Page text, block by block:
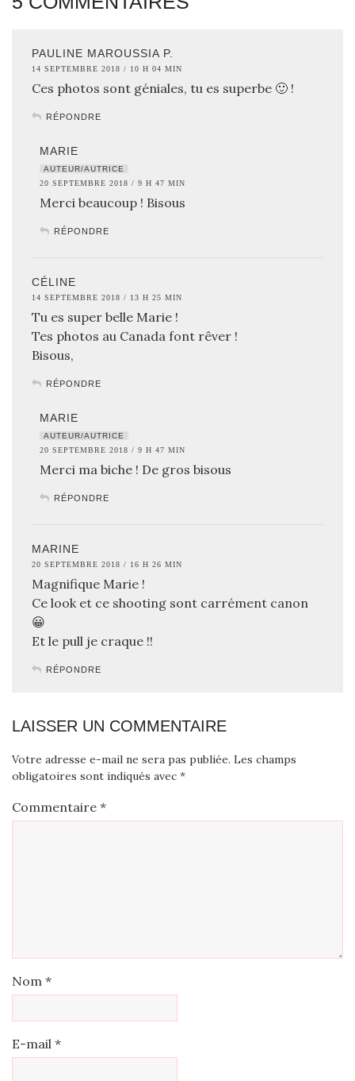
PAULINE MAROUSSIA P.
14 SEPTEMBRE 2018 / 10 H 04 MIN
Ces photos sont géniales, tu es superbe 🙂 !
RÉPONDRE
MARIE
AUTEUR/AUTRICE
20 SEPTEMBRE 2018 / 9 H 47 MIN
Merci beaucoup ! Bisous
RÉPONDRE
CÉLINE
14 SEPTEMBRE 2018 / 13 H 25 MIN
Tu es super belle Marie !
Tes photos au Canada font rêver !
Bisous,
RÉPONDRE
MARIE
AUTEUR/AUTRICE
20 SEPTEMBRE 2018 / 9 H 47 MIN
Merci ma biche ! De gros bisous
RÉPONDRE
MARINE
20 SEPTEMBRE 2018 / 16 H 26 MIN
Magnifique Marie !
Ce look et ce shooting sont carrément canon
😀
Et le pull je craque !!
RÉPONDRE
LAISSER UN COMMENTAIRE
Votre adresse e-mail ne sera pas publiée. Les champs
obligatoires sont indiqués avec *
Commentaire *
Nom *
E-mail *